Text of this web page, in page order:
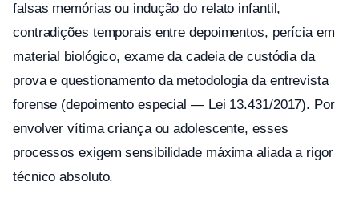
falsas memórias ou indução do relato infantil,
contradições temporais entre depoimentos, perícia em
material biológico, exame da cadeia de custódia da
prova e questionamento da metodologia da entrevista
forense (depoimento especial — Lei 13.431/2017). Por
envolver vítima criança ou adolescente, esses
processos exigem sensibilidade máxima aliada a rigor
técnico absoluto.